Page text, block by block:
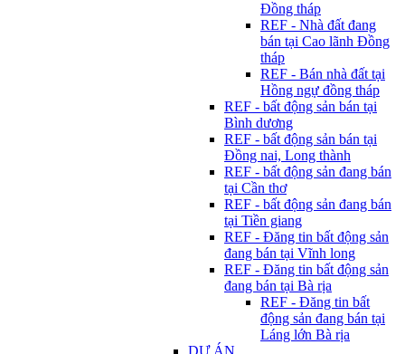
Đồng tháp
REF - Nhà đất đang
bán tại Cao lãnh Đồng
tháp
REF - Bán nhà đất tại
Hồng ngự đồng tháp
REF - bất động sản bán tại
Bình dương
REF - bất động sản bán tại
Đồng nai, Long thành
REF - bất động sản đang bán
tại Cần thơ
REF - bất động sản đang bán
tại Tiền giang
REF - Đăng tin bất động sản
đang bán tại Vĩnh long
REF - Đăng tin bất động sản
đang bán tại Bà rịa
REF - Đăng tin bất
động sản đang bán tại
Láng lớn Bà rịa
DỰ ÁN